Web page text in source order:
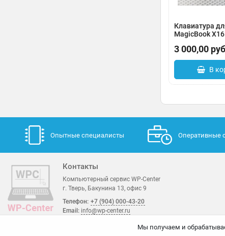
Клавиатура
MagicBook
BRN-F56 BRN-
подсветки
Артикул: 0183-
3 000,00
В
Мы получаем и
Опытные специалисты Оперативные
Контакты
Компьютерный сервис WP-Center
г. Тверь, Бакунина 13, офис 9
Телефон: +7 (904) 000-43-20
Email: info@wp-center.ru